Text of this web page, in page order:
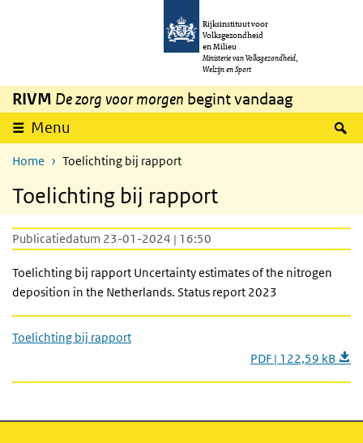
Overslaan en naar de inhoud gaan
Rijksinstituut voor
Volksgezondheid
en Milieu
Ministerie van Volksgezondheid,
Welzijn en Sport
RIVM De zorg voor morgen begint vandaag
Menu
Home Toelichting bij rapport
Toelichting bij rapport
Publicatiedatum 23-01-2024 | 16:50
Toelichting bij rapport Uncertainty estimates of the nitrogen
deposition in the Netherlands. Status report 2023
Toelichting bij rapport
PDF | 122,59 kB